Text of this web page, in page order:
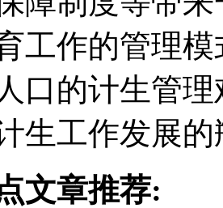
工作的管理
口的计生管
生工作发展
文章推荐: